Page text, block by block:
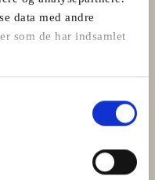
data med andre
som de har indsamlet